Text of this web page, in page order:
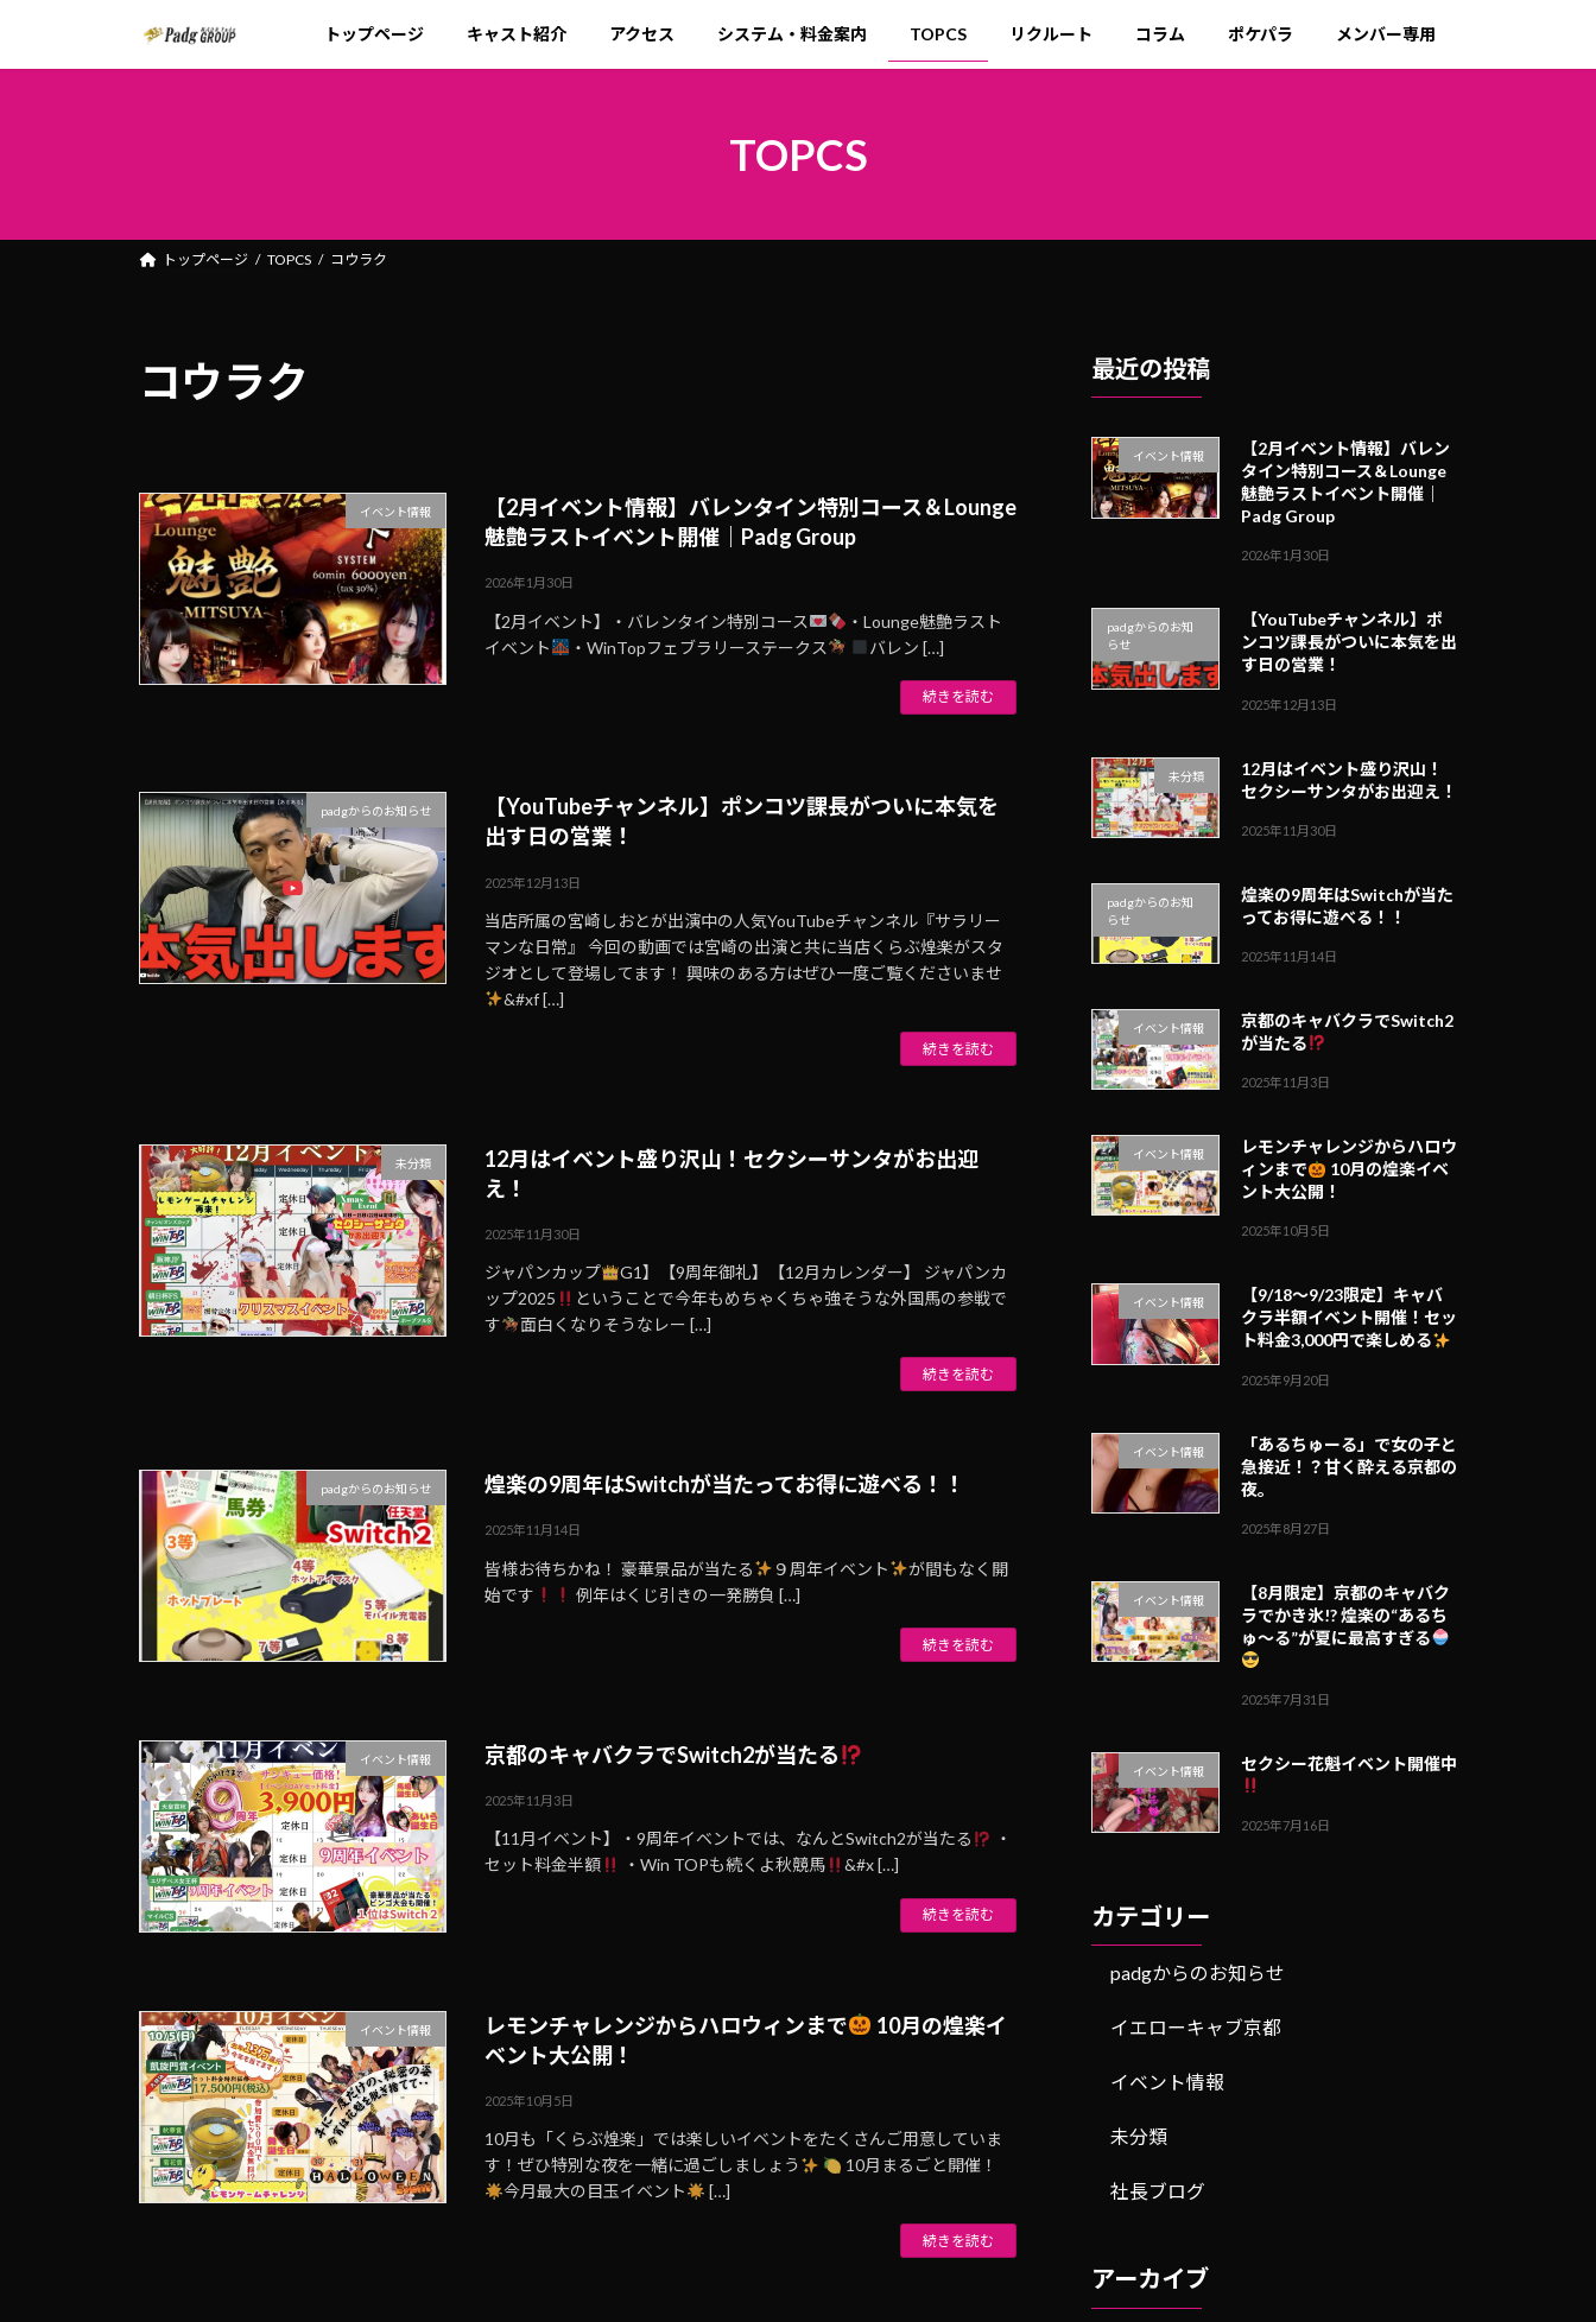
テ
ゲ
トップページ キャスト紹介 アクセス システム・料金案内 TOPCS リクルート コラム ポケパラ メンバー専用
TOPCS
トップページ TOPCS コウラク
コウラク
イベント情報
【2月イベント情報】バレンタイン特別コース＆Lounge
魅艶ラストイベント開催｜Padg Group
2026年1月30日
【2月イベント】・バレンタイン特別コース
・Lounge魅艶ラスト
イベント
・WinTopフェブラリーステークス バレン […]
続きを読む
padgからのお知らせ
【YouTubeチャンネル】ポンコツ課長がついに本気を
出す日の営業！
2025年12月13日
当店所属の宮崎しおとが出演中の人気YouTubeチャンネル『サラリー
マンな日常』 今回の動画では宮崎の出演と共に当店くらぶ煌楽がスタ
ジオとして登場してます！ 興味のある方はぜひ一度ご覧くださいませ
&#xf […]
続きを読む
未分類
12月はイベント盛り沢山！セクシーサンタがお出迎
え！
2025年11月30日
ジャパンカップ
G1】【9周年御礼】【12月カレンダー】 ジャパンカ
ップ2025
ということで今年もめちゃくちゃ強そうな外国馬の参戦で
す
面白くなりそうなレー […]
続きを読む
padgからのお知らせ 煌楽の9周年はSwitchが当たってお得に遊べる！！
2025年11月14日
皆様お待ちかね！ 豪華景品が当たる ️ ９周年イベント
が間もなく開
始です
例年はくじ引きの一発勝負 […]
続きを読む
イベント情報 京都のキャバクラでSwitch2が当たる
2025年11月3日
【11月イベント】・9周年イベントでは、なんとSwitch2が当たる
・
セット料金半額
・Win TOPも続くよ秋競馬 &#x […]
続きを読む
イベント情報 レモンチャレンジからハロウィンまで
10月の煌楽イ
ベント大公開！
2025年10月5日
10月も「くらぶ煌楽」では楽しいイベントをたくさんご用意していま
す！ぜひ特別な夜を一緒に過ごしましょう
10月まるごと開催！
今月最大の目玉イベント
[…]
続きを読む
最近の投稿
イベント情報
【2月イベント情報】バレン
タイン特別コース＆Lounge
魅艶ラストイベント開催｜
Padg Group
2026年1月30日
padgからのお知
らせ
【YouTubeチャンネル】ポ
ンコツ課長がついに本気を出
す日の営業！
2025年12月13日
未分類
12月はイベント盛り沢山！
セクシーサンタがお出迎え！
2025年11月30日
padgからのお知
らせ
煌楽の9周年はSwitchが当た
ってお得に遊べる！！
2025年11月14日
イベント情報
京都のキャバクラでSwitch2
が当たる
2025年11月3日
イベント情報
レモンチャレンジからハロウ
ィンまで
10月の煌楽イベ
ント大公開！
2025年10月5日
イベント情報
【9/18～9/23限定】キャバ
クラ半額イベント開催！セッ
ト料金3,000円で楽しめる
2025年9月20日
イベント情報
「あるちゅーる」で女の子と
急接近！？甘く酔える京都の
夜。
2025年8月27日
イベント情報
【8月限定】京都のキャバク
ラでかき氷!? 煌楽の“あるち
ゅ〜る”が夏に最高すぎる
2025年7月31日
イベント情報 セクシー花魁イベント開催中
2025年7月16日
カテゴリー
padgからのお知らせ
イエローキャブ京都
イベント情報
未分類
社長ブログ
アーカイブ